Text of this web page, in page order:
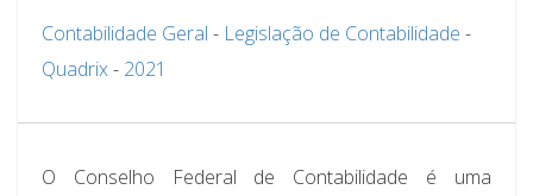
Contabilidade Geral - Legislação de Contabilidade -
Quadrix- 2021
O Conselho Federal de Contabilidade é uma